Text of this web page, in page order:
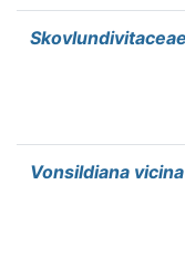
Skovlundivitaceae
Vonsildiana vicina